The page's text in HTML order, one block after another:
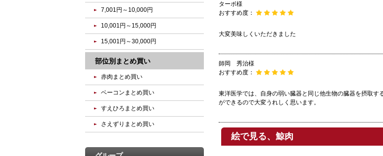
ターボ様
おすすめ度：
大変美味しくいただきました
師岡 秀治様
おすすめ度：
東洋医学では、自身の弱い臓器と同じ他生物の臓器を摂取
ができるので大変うれしく思います。
絵で見る、鯨肉
7,001円～10,000円
10,001円～15,000円
15,001円～30,000円
部位別まとめ買い
赤肉まとめ買い
ベーコンまとめ買い
すえひろまとめ買い
さえずりまとめ買い